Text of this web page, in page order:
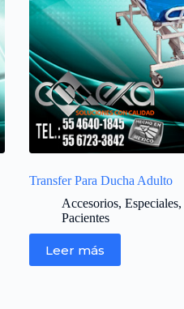
Transfer Para Ducha Adulto
Accesorios, Especiales,
Pacientes
Leer más